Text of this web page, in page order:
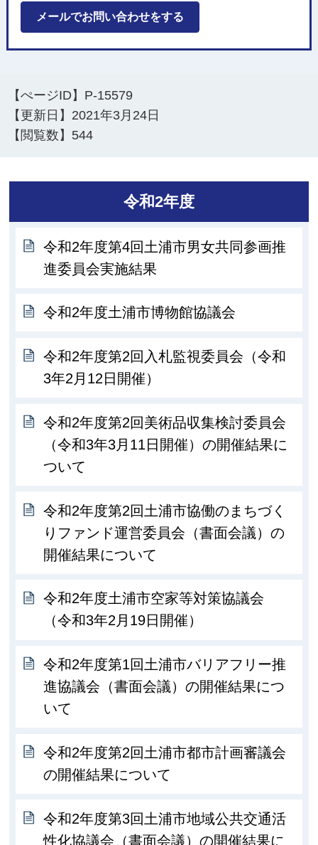
メールでお問い合わせをする
【ぺージID】 P-15579
【更新日】 2021年3月24日
【閲覧数】 544
令和2年度
令和2年度第4回土浦市男女共同参画推
進委員会実施結果
令和2年度土浦市博物館協議会
令和2年度第2回入札監視委員会（令和
3年2月12日開催）
令和2年度第2回美術品収集検討委員会
（令和3年3月11日開催）の開催結果に
ついて
令和2年度第2回土浦市協働のまちづく
りファンド運営委員会（書面会議）の
開催結果について
令和2年度土浦市空家等対策協議会
（令和3年2月19日開催）
令和2年度第1回土浦市バリアフリー推
進協議会（書面会議）の開催結果につ
いて
令和2年度第2回土浦市都市計画審議会
の開催結果について
令和2年度第3回土浦市地域公共交通活
性化協議会（書面会議）の開催結果に